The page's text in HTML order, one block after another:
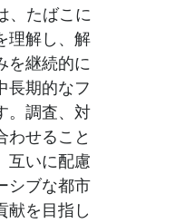
、たばこに
理解し、解
を継続的に
長期的なフ
。調査、対
わせること
互いに配慮
シブな都市
献を目指し